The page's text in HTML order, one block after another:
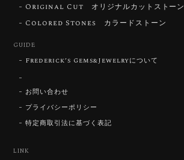
2026/07/30
Original Cut オリジナルカットストーン
Colored Stones カラードストーン
GUIDE
Frederick’s Gems&Jewelryについて
お問い合わせ
プライバシーポリシー
特定商取引法に基づく表記
LINK